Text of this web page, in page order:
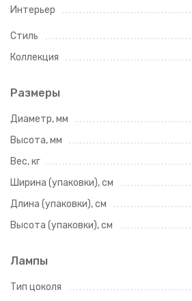
Интерьер
Стиль
Коллекция
Размеры
Диаметр, мм
Высота, мм
Вес, кг
Ширина (упаковки), см
Длина (упаковки), см
Высота (упаковки), см
Лампы
Тип цоколя